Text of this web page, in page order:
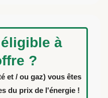
à
?
et / ou gaz) vous êtes
du prix de l'énergie !